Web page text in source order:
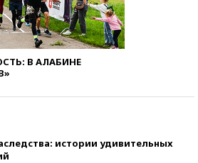
В АЛАБИНЕ
истории удивительных